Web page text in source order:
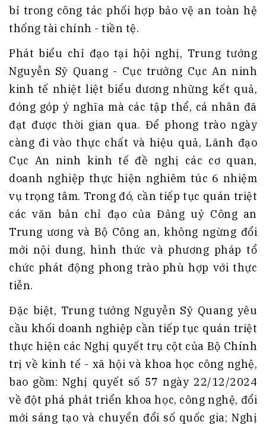
bỉ trong công tác phối hợp bảo vệ an toàn hệ
thống tài chính - tiền tệ.
Phát biểu chỉ đạo tại hội nghị, Trung tướng
Nguyễn Sỹ Quang - Cục trưởng Cục An ninh
kinh tế nhiệt liệt biểu dương những kết quả,
đóng góp ý nghĩa mà các tập thể, cá nhân đã
đạt được thời gian qua. Để phong trào ngày
càng đi vào thực chất và hiệu quả, Lãnh đạo
Cục An ninh kinh tế đề nghị các cơ quan,
doanh nghiệp thực hiện nghiêm túc 6 nhiệm
vụ trọng tâm. Trong đó, cần tiếp tục quán triệt
các văn bản chỉ đạo của Đảng uỷ Công an
Trung ương và Bộ Công an, không ngừng đổi
mới nội dung, hình thức và phương pháp tổ
chức phát động phong trào phù hợp với thực
tiễn.
Đặc biệt, Trung tướng Nguyễn Sỹ Quang yêu
cầu khối doanh nghiệp cần tiếp tục quán triệt
thực hiện các Nghị quyết trụ cột của Bộ Chính
trị về kinh tế - xã hội và khoa học công nghệ,
bao gồm: Nghị quyết số 57 ngày 22/12/2024
về đột phá phát triển khoa học, công nghệ, đổi
mới sáng tạo và chuyển đổi số quốc gia; Nghị